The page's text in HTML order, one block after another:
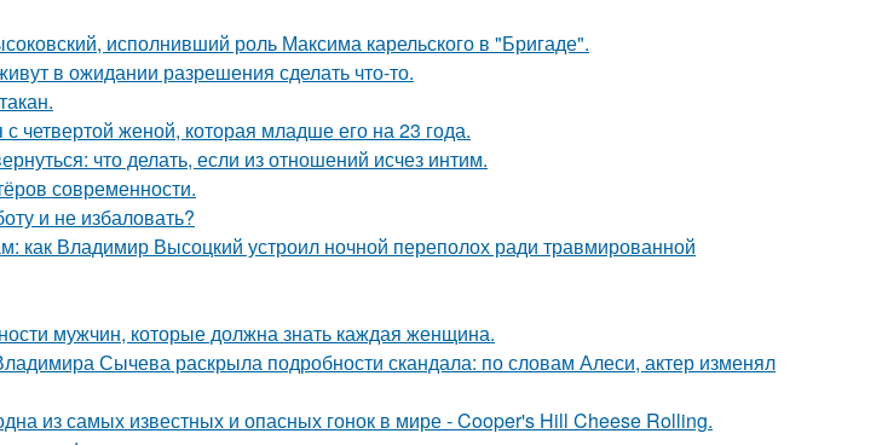
исполнивший роль Максима карельского в "Бригаде".
в ожидании разрешения сделать что-то.
четвертой женой, которая младше его на 23 года.
что делать, если из отношений исчез интим.
современности.
и не избаловать?
как Владимир Высоцкий устроил ночной переполох ради травмированной
мужчин, которые должна знать каждая женщина.
Сычева раскрыла подробности скандала: по словам Алеси, актер изменял
из самых известных и опасных гонок в мире - Cooper's Hill Cheese Rolling.